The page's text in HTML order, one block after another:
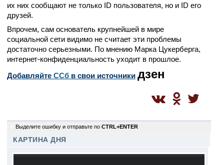
их них сообщают не только ID пользователя, но и ID его
друзей.
Впрочем, сам основатель крупнейшей в мире
социальной сети видимо не считает эти проблемы
достаточно серьезными. По мнению Марка Цукерберга,
интернет-конфиденциальность уходит в прошлое.
Добавляйте CСб в свои источники дзен
Выделите ошибку и отправьте по CTRL+ENTER
КАРТИНА ДНЯ